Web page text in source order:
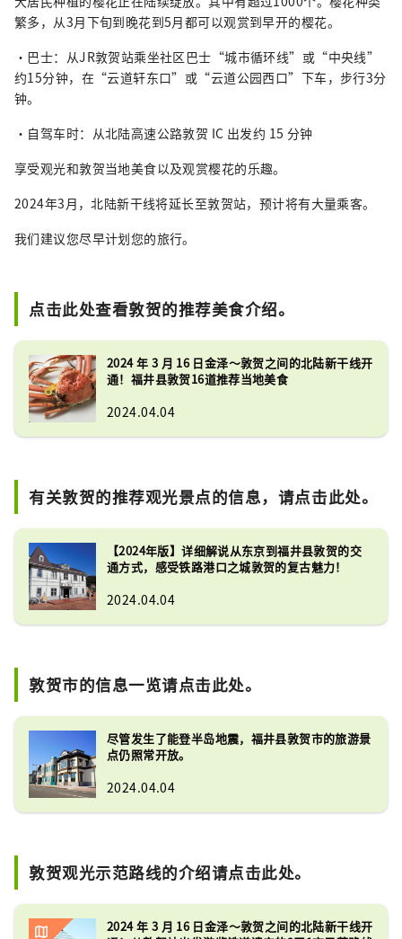
繁多，从3月下旬到晚花到5月都可以观赏到早开的樱花。
・巴士：从JR敦贺站乘坐社区巴士“城市循环线”或“中央线”
约15分钟，在“云道轩东口”或“云道公园西口”下车，步行3分
钟。
・自驾车时：从北陆高速公路敦贺 IC 出发约 15 分钟
享受观光和敦贺当地美食以及观赏樱花的乐趣。
2024年3月，北陆新干线将延长至敦贺站，预计将有大量乘客。
我们建议您尽早计划您的旅行。
点击此处查看敦贺的推荐美食介绍。
2024 年 3 月 16 日金泽～敦贺之间的北陆新干线开
通！福井县敦贺16道推荐当地美食
2024.04.04
有关敦贺的推荐观光景点的信息，请点击此处。
【2024年版】详细解说从东京到福井县敦贺的交
通方式，感受铁路港口之城敦贺的复古魅力！
2024.04.04
敦贺市的信息一览请点击此处。
尽管发生了能登半岛地震，福井县敦贺市的旅游景
点仍照常开放。
2024.04.04
敦贺观光示范路线的介绍请点击此处。
2024 年 3 月 16 日金泽～敦贺之间的北陆新干线开